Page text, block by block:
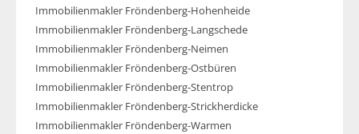
Immobilienmakler Fröndenberg-Hohenheide
Immobilienmakler Fröndenberg-Langschede
Immobilienmakler Fröndenberg-Neimen
Immobilienmakler Fröndenberg-Ostbüren
Immobilienmakler Fröndenberg-Stentrop
Immobilienmakler Fröndenberg-Strickherdicke
Immobilienmakler Fröndenberg-Warmen